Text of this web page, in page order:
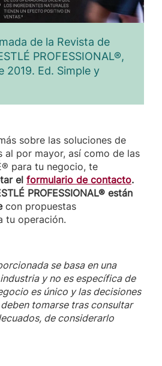
de la Revista de
PROFESSIONAL®,
2019. Ed. Simple y
sobre las soluciones de
al por mayor, así como de las
para tu negocio, te
el formulario de contacto.
PROFESSIONAL® están
con propuestas
tu operación.
se basa en una
y no es específica de
es único y las decisiones
tomarse tras consultar
de considerarlo